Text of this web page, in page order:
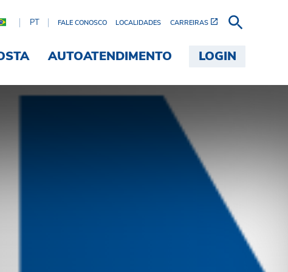
PT FALE CONOSCO LOCALIDADES CARREIRAS
AUTOATENDIMENTO LOGIN
- Brink's Brasil